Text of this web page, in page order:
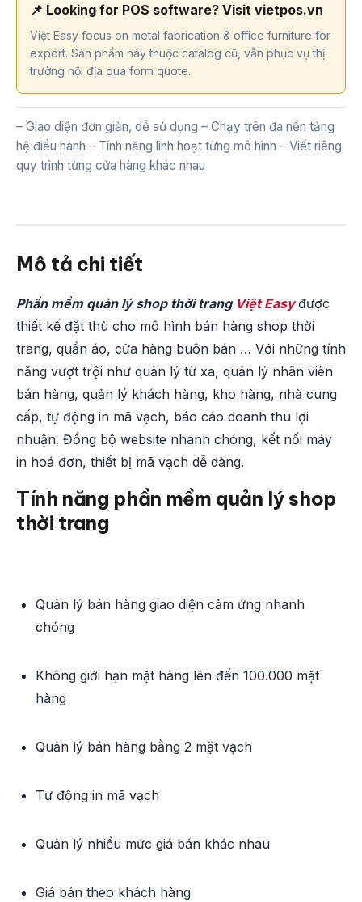
📌 Looking for POS software? Visit vietpos.vn
Việt Easy focus on metal fabrication & office furniture for
export. Sản phẩm này thuộc catalog cũ, vẫn phục vụ thị
trường nội địa qua form quote.
– Giao diện đơn giản, dễ sử dụng – Chạy trên đa nền tảng
hệ điều hành – Tính năng linh hoạt từng mô hình – Viết riêng
quy trình từng cửa hàng khác nhau
Mô tả chi tiết
Phần mềm quản lý shop thời trang Việt Easy được
thiết kế đặt thù cho mô hình bán hàng shop thời
trang, quần áo, cửa hàng buôn bán … Với những tính
năng vượt trội như quản lý từ xa, quản lý nhân viên
bán hàng, quản lý khách hàng, kho hàng, nhà cung
cấp, tự động in mã vạch, báo cáo doanh thu lợi
nhuận. Đồng bộ website nhanh chóng, kết nối máy
in hoá đơn, thiết bị mã vạch dễ dàng.
Tính năng phần mềm quản lý shop
thời trang
Quản lý bán hàng giao diện cảm ứng nhanh
chóng
Không giới hạn mặt hàng lên đến 100.000 mặt
hàng
Quản lý bán hàng bằng 2 mặt vạch
Tự động in mã vạch
Quản lý nhiều mức giá bán khác nhau
Giá bán theo khách hàng